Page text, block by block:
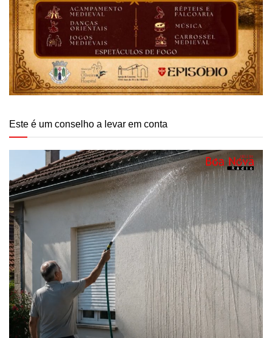
Este é um conselho a levar em conta